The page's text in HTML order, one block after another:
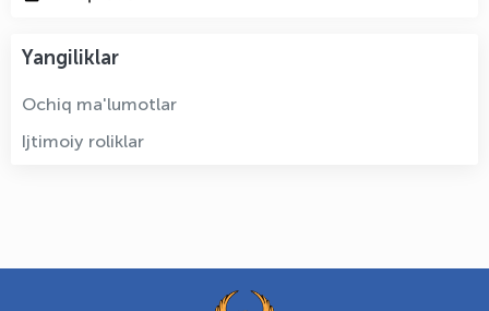
Yangiliklar
Ochiq ma'lumotlar
Ijtimoiy roliklar